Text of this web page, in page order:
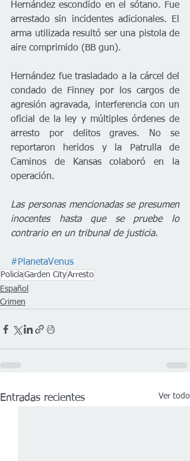
Hernández escondido en el sótano. Fue
arrestado sin incidentes adicionales. El
arma utilizada resultó ser una pistola de
aire comprimido (BB gun).
Hernández fue trasladado a la cárcel del
condado de Finney por los cargos de
agresión agravada, interferencia con un
oficial de la ley y múltiples órdenes de
arresto por delitos graves. No se
reportaron heridos y la Patrulla de
Caminos de Kansas colaboró en la
operación.
Las personas mencionadas se presumen
inocentes hasta que se pruebe lo
contrario en un tribunal de justicia.
#PlanetaVenus
PolicíaGarden CityArresto
Español
Crimen
Entradas recientes Ver todo